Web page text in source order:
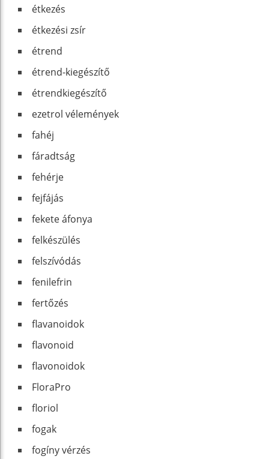
étkezés
étkezési zsír
étrend
étrend-kiegészítő
étrendkiegészítő
ezetrol vélemények
fahéj
fáradtság
fehérje
fejfájás
fekete áfonya
felkészülés
felszívódás
fenilefrin
fertőzés
flavanoidok
flavonoid
flavonoidok
FloraPro
floriol
fogak
fogíny vérzés